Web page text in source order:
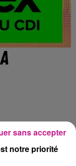
notre priorité
sans accepter